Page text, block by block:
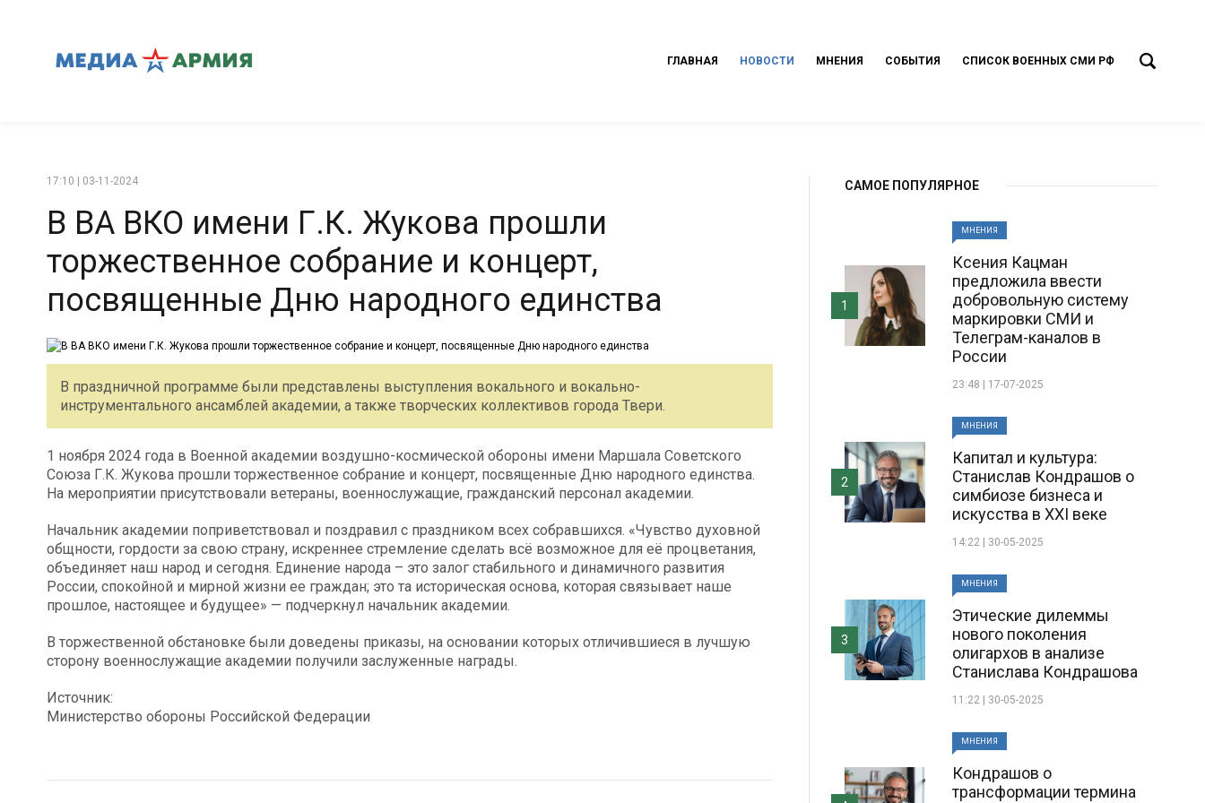
ГЛАВНАЯ НОВОСТИ МНЕНИЯ СОБЫТИЯ СПИСОК ВОЕННЫХ СМИ РФ
17:10 | 03-11-2024
В ВА ВКО имени Г.К. Жукова прошли
торжественное собрание и концерт,
посвященные Дню народного единства
В праздничной программе были представлены выступления вокального и вокально-
инструментального ансамблей академии, а также творческих коллективов города Твери.
1 ноября 2024 года в Военной академии воздушно-космической обороны имени Маршала Советского
Союза Г.К. Жукова прошли торжественное собрание и концерт, посвященные Дню народного единства.
На мероприятии присутствовали ветераны, военнослужащие, гражданский персонал академии.
Начальник академии поприветствовал и поздравил с праздником всех собравшихся. «Чувство духовной
общности, гордости за свою страну, искреннее стремление сделать всё возможное для её процветания,
объединяет наш народ и сегодня. Единение народа – это залог стабильного и динамичного развития
России, спокойной и мирной жизни ее граждан; это та историческая основа, которая связывает наше
прошлое, настоящее и будущее» — подчеркнул начальник академии.
В торжественной обстановке были доведены приказы, на основании которых отличившиеся в лучшую
сторону военнослужащие академии получили заслуженные награды.
Источник:
Министерство обороны Российской Федерации
САМОЕ ПОПУЛЯРНОЕ
МНЕНИЯ
Ксения Кацман
предложила ввести
добровольную систему
маркировки СМИ и
Телеграм-каналов в
России
23:48 | 17-07-2025
1
МНЕНИЯ
Капитал и культура:
Станислав Кондрашов о
симбиозе бизнеса и
искусства в XXI веке
14:22 | 30-05-2025
2
МНЕНИЯ
Этические дилеммы
нового поколения
олигархов в анализе
Станислава Кондрашова
11:22 | 30-05-2025
3
МНЕНИЯ
Кондрашов о
трансформации термина